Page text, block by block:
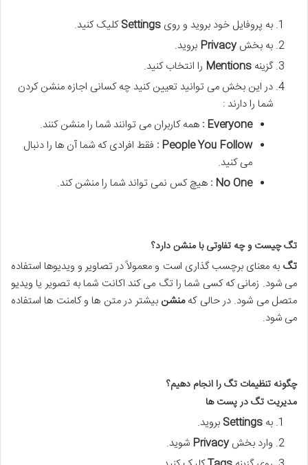
به پروفایل خود بروید و روی Settingsکلیک کنید.
به بخشPrivacy بروید.
گزینه Mentions را انتخاب کنید.
در این بخش می توانید تعیین کنید چه کسانی اجازه منشن کردن
شما را دارند :
Everyone
: همه کاربران می توانند شما را منشن کنند.
People You Follow
: فقط افرادی که شما آن ها را دنبال
می کنید.
No One
: هیچ کس نمی تواند شما را منشن کند.
تگ چیست و چه تفاوتی با منشن دارد؟
تگ به معنای برچسب گذاری است و معمولاً در تصاویر و ویدیوها استفاده
می شود. زمانی که کسی شما را تگ می کند اکانت شما به تصویر یا ویدیو
متصل می شود. در حالی کهمنشن بیشتر در متن ها و کامنت ها استفاده
می شود.
چگونه تنظیمات تگ را انجام دهیم؟
مدیریت تگ در پست ها
به Settings بروید.
وارد بخشPrivacy شوید.